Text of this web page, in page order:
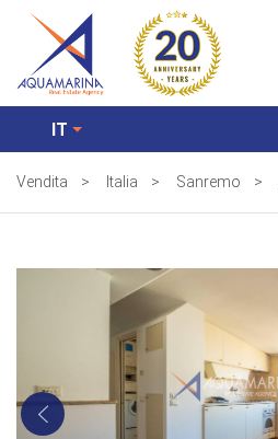
IT
Vendita > Italia > Sanremo >